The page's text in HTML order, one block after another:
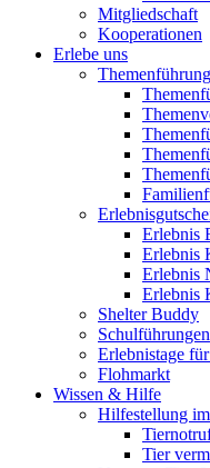
Mitgliedschaft
Kooperationen
Erlebe uns
Erlebnis
Erlebnis
Erlebnis
Erlebnis
Shelter Buddy
Schulführungen
Erlebnistage
Flohmarkt
Wissen & Hilfe
Hilfestellung
Tier